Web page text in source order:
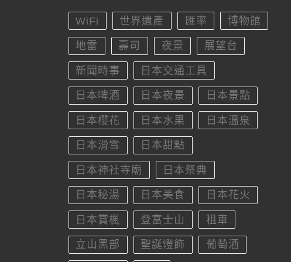
WiFi 世界遺產 匯率 博物館
地雷 壽司 夜景 展望台
新聞時事 日本交通工具
日本啤酒 日本夜景 日本景點
日本櫻花 日本水果 日本溫泉
日本滑雪 日本甜點
日本神社寺廟 日本祭典
日本秘湯 日本美食 日本花火
日本賞楓 登富士山 租車
立山黑部 聖誕燈飾 葡萄酒